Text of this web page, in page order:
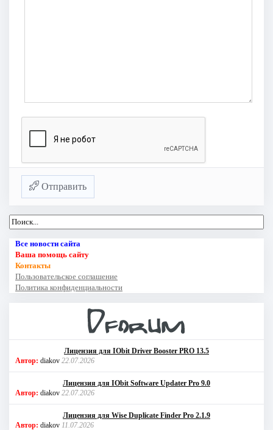
Отправить
Все новости сайта
Ваша помощь сайту
Контакты
Пользовательское соглашение
Политика конфиденциальности
Лицензия для IObit Driver Booster PRO 13.5
Автор: diakov 22.07.2026
Лицензия для IObit Software Updater Pro 9.0
Автор: diakov 22.07.2026
Лицензия для Wise Duplicate Finder Pro 2.1.9
Автор: diakov 11.07.2026